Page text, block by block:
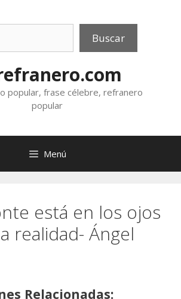
Buscar
popular, frase célebre, refranero
popular
Menú
está en los ojos
realidad- Ángel
Relacionadas: